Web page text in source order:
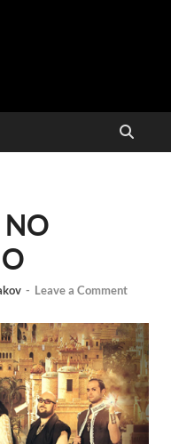
NO
- Leave a Comment